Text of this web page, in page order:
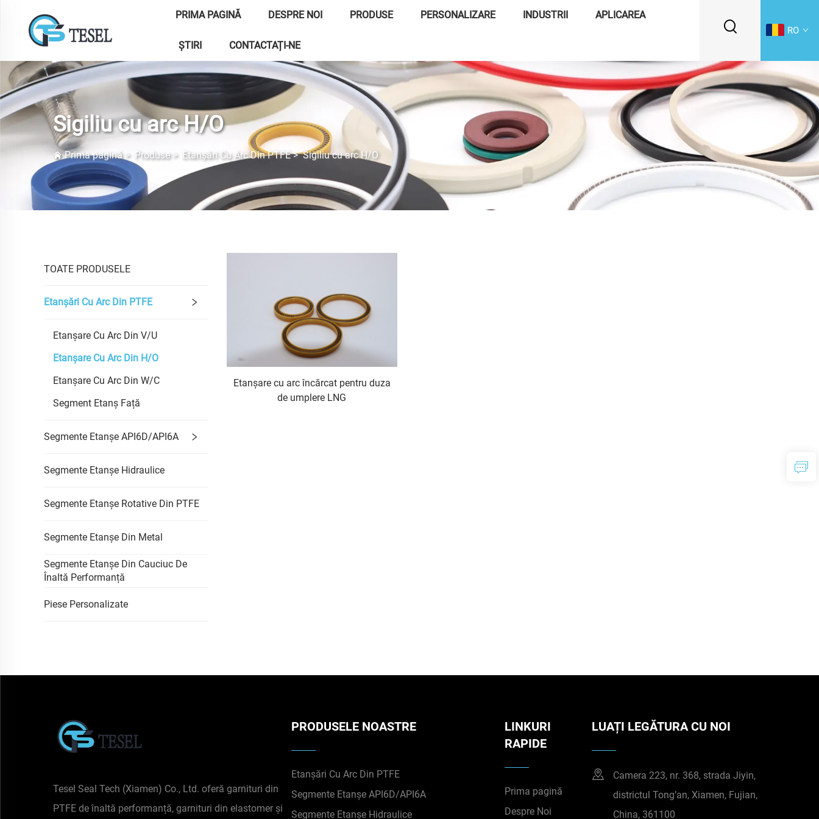
PRIMA PAGINĂ DESPRE NOI PRODUSE PERSONALIZARE INDUSTRII APLICAREA
ȘTIRI CONTACTAȚI-NE
RO
Sigiliu cu arc H/O
Prima pagină> Produse> Etanșări Cu Arc Din PTFE>Sigiliu cu arc H/O
TOATE PRODUSELE
Etanșări Cu Arc Din PTFE
Etanșare Cu Arc Din V/U
Etanșare Cu Arc Din H/O
Etanșare Cu Arc Din W/C
Segment Etanș Față
Segmente Etanșe API6D/API6A
Segmente Etanșe Hidraulice
Segmente Etanșe Rotative Din PTFE
Segmente Etanșe Din Metal
Segmente Etanșe Din Cauciuc De
Înaltă Performanță
Piese Personalizate
Etanșare cu arc încărcat pentru duza
de umplere LNG
Tesel Seal Tech (Xiamen) Co., Ltd. oferă garnituri din
PTFE de înaltă performanță, garnituri din elastomer și
PRODUSELE NOASTRE
Etanșări Cu Arc Din PTFE
Segmente Etanșe API6D/API6A
Segmente Etanșe Hidraulice
LINKURI
RAPIDE
Prima pagină
Despre Noi
LUAȚI LEGĂTURA CU NOI
Camera 223, nr. 368, strada Jiyin,
districtul Tong’an, Xiamen, Fujian,
China, 361100